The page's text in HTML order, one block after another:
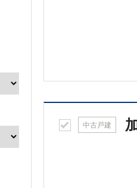
中古戸建